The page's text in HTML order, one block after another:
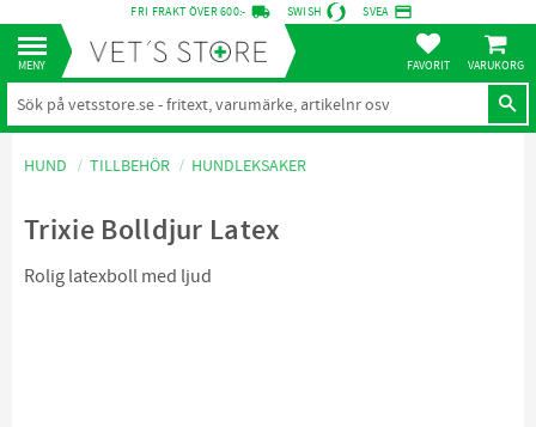
Meny
FRI FRAKT ÖVER 600:- local_shipping SWISH SVEA credit_card
FAVORITER
HUND TILLBEHÖR HUNDLEKSAKER
Trixie Bolldjur Latex
Rolig latexboll med ljud